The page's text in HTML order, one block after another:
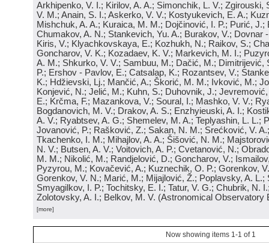
Arkhipenko, V. I.; Kirilov, A. A.; Simonchik, L. V.; Zgirouski,
V. M.; Anain, S. I.; Askerko, V. V.; Kostyukevich, E. A.;
Mishchuk, A. A.; Kuraica, M. M.; Dojčinović, I. P.; Purić, J.;
Chumakov, A. N.; Stankevich, Yu. A.; Burakov, V.; Dovnar
Kiris, V.; Klyachkovskaya, E.; Kozhukh, N.; Raikov, S.;
Goncharov, V. K.; Kozadaev, K. V.; Markevich, M. I.;
A. M.; Shkurko, V. V.; Sambuu, M.; Dačić, M.; Dimitrijević,
P.; Ershov - Pavlov, E.; Catsalap, K.; Rozantsev, V.;
K.; Hdžievski, Lj.; Mančić, A.; Škorić, M. M.; Ivković, M.;
Konjević, N.; Jelić, M.; Kuhn, S.; Duhovnik, J.;
E.; Krčma, F.; Mazankova, V.; Soural, I.; Mashko, V. V.;
Bogdanovich, M. V.; Drakov, A. S.; Enzhyieuski, A. I.;
A. V.; Ryabtsev, A. G.; Shemelev, M. A.; Teplyashin, L. L.;
Jovanović, P.; Rašković, Z.; Sakan, N. M.; Srećković, V.
Tkachenko, I. M.; Mihajlov, A. A.; Šišović, N. M.;
N. V.; Butsen, A. V.; Voitovich, A. P.; Cvetanović, N.;
M. M.; Nikolić, M.; Randjelović, D.; Goncharov, V.;
Pyzyrou, M.; Kovačević, A.; Kuznechik, O. P.; Gorenkov,
Gorenkov, V. N.; Marić, M.; Mijajlović, Ž.; Poplavsky, A. L.;
Smyagilkov, I. P.; Tochitsky, E. I.; Tatur, V. G.; Chubrik, N.
Zolotovsky, A. I.; Belkov, M. V. (Astronomical Observatory
[more]
Now showing items 1-1 of 1